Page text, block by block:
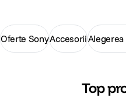
3. trepied telefon
4. peak design
Oferte SonyAccesorii
Top